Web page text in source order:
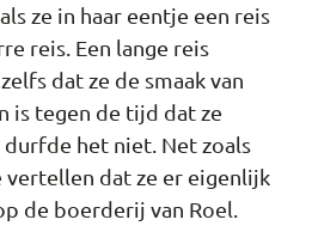
ze in haar eentje een reis
reis. Een lange reis
dat ze de smaak van
is tegen de tijd dat ze
het niet. Net zoals
dat ze er eigenlijk
de boerderij van Roel.